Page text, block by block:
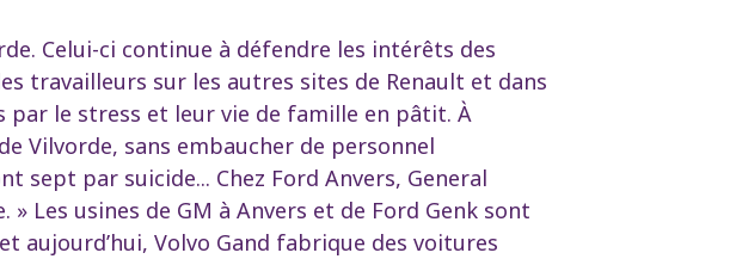
Celui-ci continue à défendre les intérêts des
travailleurs sur les autres sites de Renault et dans
le stress et leur vie de famille en pâtit. À
Vilvorde, sans embaucher de personnel
sept par suicide... Chez Ford Anvers, General
Les usines de GM à Anvers et de Ford Genk sont
aujourd’hui, Volvo Gand fabrique des voitures